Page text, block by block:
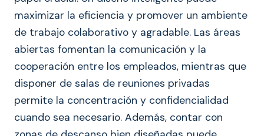
maximizar la eficiencia y promover un ambiente
de trabajo colaborativo y agradable. Las áreas
abiertas fomentan la comunicación y la
cooperación entre los empleados, mientras que
disponer de salas de reuniones privadas
permite la concentración y confidencialidad
cuando sea necesario. Además, contar con